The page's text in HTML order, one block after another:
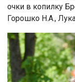
очки в копилку
Горошко Н.А.,